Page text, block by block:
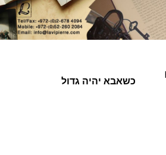
כשאבא יהיה גדול